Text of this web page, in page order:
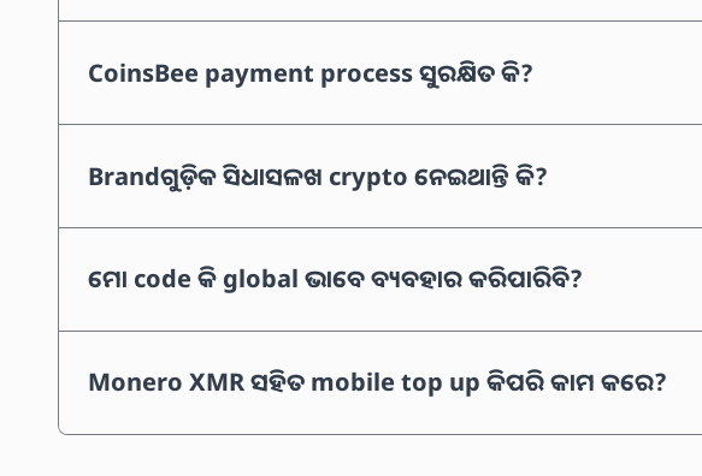
CoinsBee payment process ସୁରକ୍ଷିତ କି?
Brandଗୁଡ଼ିକ ସିଧାସଳଖ crypto ନେଇଥାନ୍ତି କି?
ମୋ code କି global ଭାବେ ବ୍ୟବହାର କରିପାରିବି?
Monero XMR ସହିତ mobile top up କିପରି କାମ କରେ?